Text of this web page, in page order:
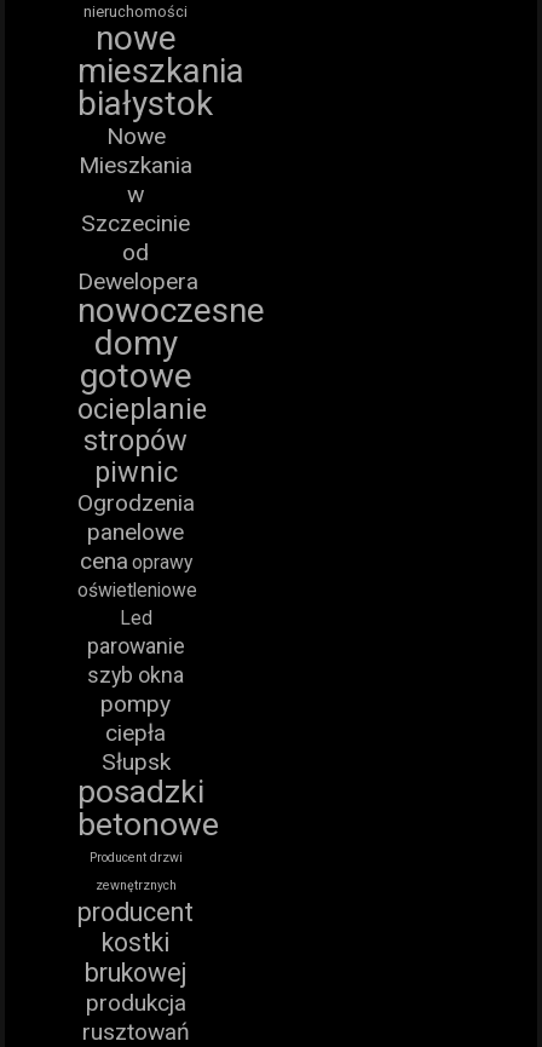
nieruchomości
nowe
mieszkania
białystok
Nowe
Mieszkania
w
Szczecinie
od
Dewelopera
nowoczesne
domy
gotowe
ocieplanie
stropów
piwnic
Ogrodzenia
panelowe
cena oprawy
oświetleniowe
Led
parowanie
szyb okna
pompy
ciepła
Słupsk
posadzki
betonowe
Producent drzwi
zewnętrznych
producent
kostki
brukowej
produkcja
rusztowań